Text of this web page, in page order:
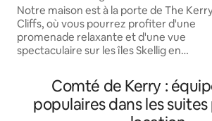
falaises de Kerry
Notre maison est à la porte de The
Cliffs, où vous pourrez profiter d'une
promenade relaxante et d'une vue
spectaculaire sur les îles Skellig en
en séjournant à Skellig View.
L'appartement Skribunal View Bluebell
Rose est un appartement privé,
comprenant une cuisine, un coin repas
Comté de Kerry :
populaires dans les